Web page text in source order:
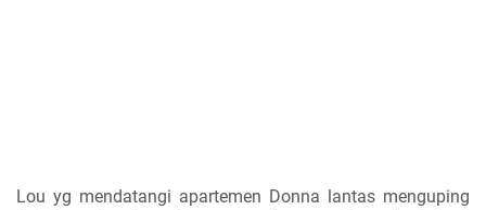
Lou yg mendatangi apartemen Donna lantas menguping